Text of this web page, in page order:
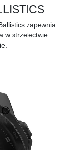
zapewnia
w strzelectwie